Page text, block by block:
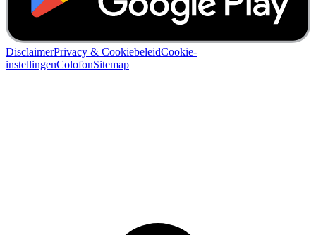
DisclaimerPrivacy & CookiebeleidCookie-
instellingenColofonSitemap